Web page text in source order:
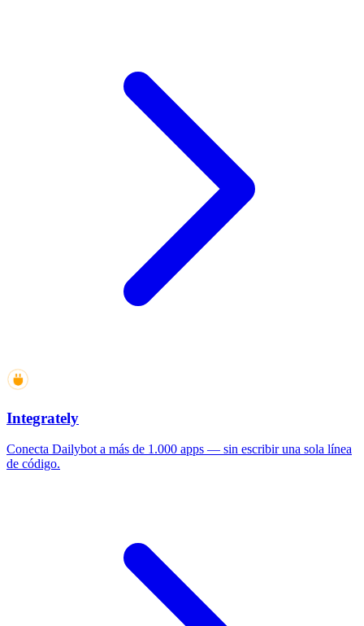
Integrately
Conecta Dailybot a más de 1.000 apps — sin escribir una sola línea
de código.